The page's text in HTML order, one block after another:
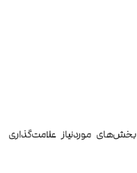
بخش‌های موردنیاز علامت‌گذاری